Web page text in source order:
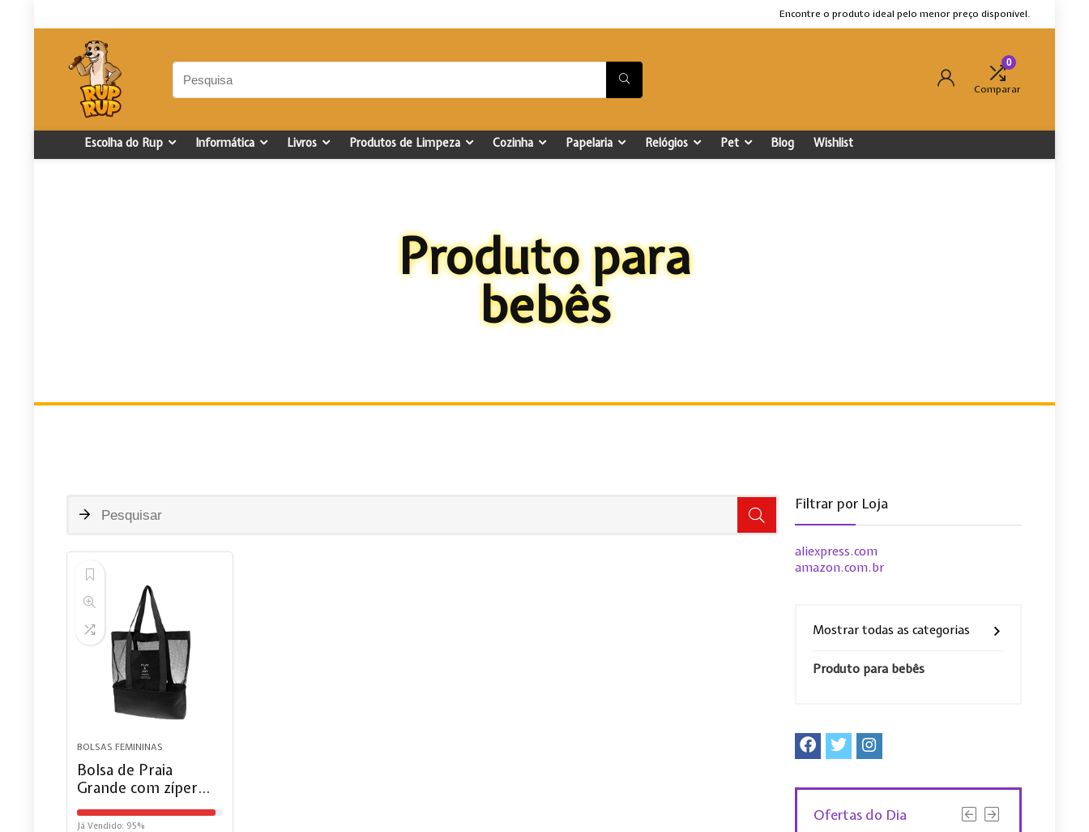
Encontre o produto ideal pelo menor preço disponível.
0
Comparar
Escolha do Rup Informática Livros Produtos de Limpeza Cozinha Papelaria Relógios Pet Blog Wishlist
Produto para
bebês
BOLSAS FEMININAS
Bolsa de Praia
Grande com zíper
Piscina Verão (cinza).
Já Vendido: 95%
Filtrar por Loja
aliexpress.com
amazon.com.br
Mostrar todas as categorias
Produto para bebês
Ofertas do Dia